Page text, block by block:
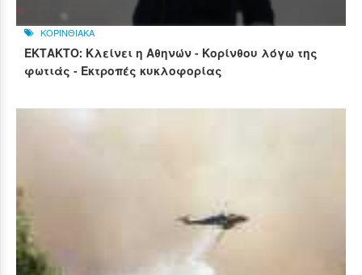
ΚΟΡΙΝΘΙΑΚΑ
ΕΚΤΑΚΤΟ: Κλείνει η Αθηνών - Κορίνθου λόγω της
φωτιάς - Εκτροπές κυκλοφορίας